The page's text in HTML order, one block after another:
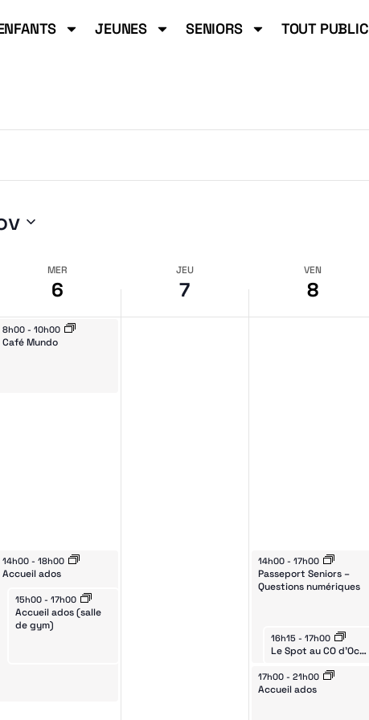
JEUNES SENIORS TOUT PUBLIC
MER
6
JEU
7
VEN
8
November 6, 2024
8h00-10h00
Café Mundo
November 6, 2024
14h00-18h00
Accueil ados
November 6, 2024
15h00-17h00
Accueil ados (salle
de gym)
November 8, 2024
14h00 - 17h00
Passeport Seniors –
Questions numériques
November 8, 2024
16h15 - 17h00
Le Spot au CO d’Octodure
November 8, 2024
17h00 - 21h00
Accueil ados